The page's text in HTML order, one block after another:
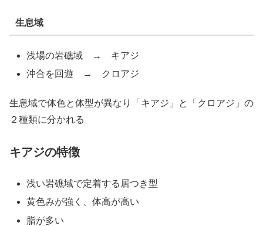
生息域
浅場の岩礁域 → キアジ
沖合を回遊 → クロアジ
生息域で体色と体型が異なり「キアジ」と「クロアジ」の
２種類に分かれる
キアジの特徴
浅い岩礁域で定着する居つき型
黄色みが強く、体高が高い
脂が多い